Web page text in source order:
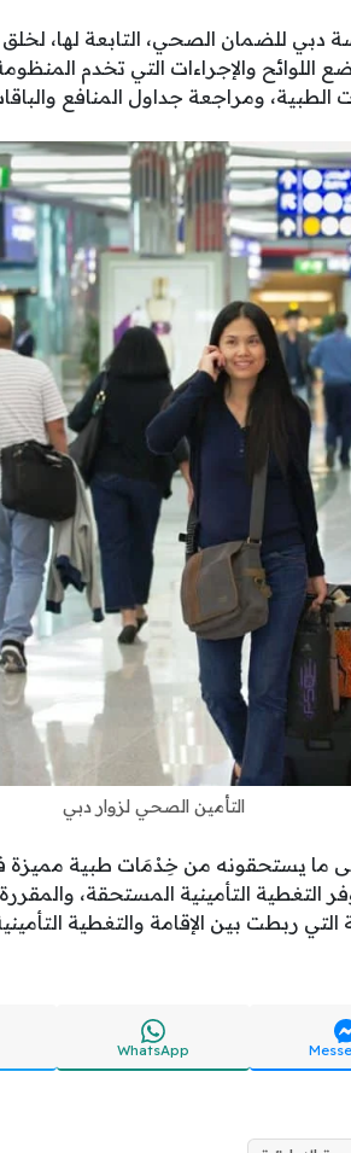
للضمان الصحي، التابعة لها،
اللوائح والإجراءات التي تخدم
ومراجعة جداول المنافع
التأمين الصحي لزوار دبي
ما يستحقونه من خِدْمَات طبية مميزة
التغطية التأمينية المستحقة،
ربطت بين الإقامة والتغطية
WhatsApp